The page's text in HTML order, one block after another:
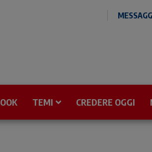
TEMI CREDERE OGGI